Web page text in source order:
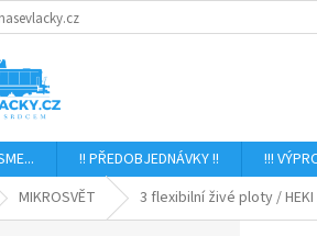
!! PŘEDOBJEDNÁVKY !! !!!
MIKROSVĚT 3 flexibilní živé ploty / HEKI